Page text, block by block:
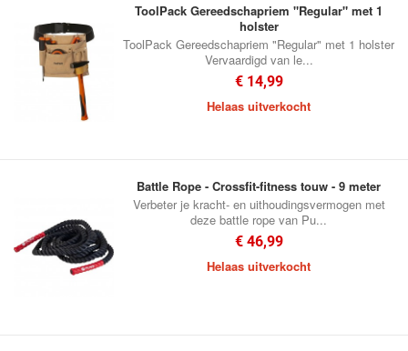
ToolPack Gereedschapriem "Regular" met 1
holster
ToolPack Gereedschapriem "Regular" met 1 holster
Vervaardigd van le...
€ 14,99
Helaas uitverkocht
Battle Rope - Crossfit-fitness touw - 9 meter
Verbeter je kracht- en uithoudingsvermogen met
deze battle rope van Pu...
€ 46,99
Helaas uitverkocht